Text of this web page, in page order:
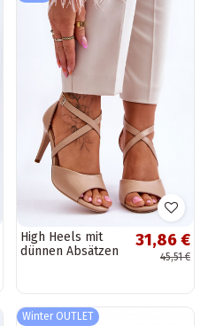
High Heels mit
dünnen Absätzen
31,86 €
45,51 €
Winter OUTLET